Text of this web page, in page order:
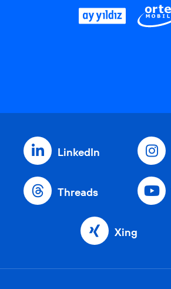
LinkedIn
Threads
Xing